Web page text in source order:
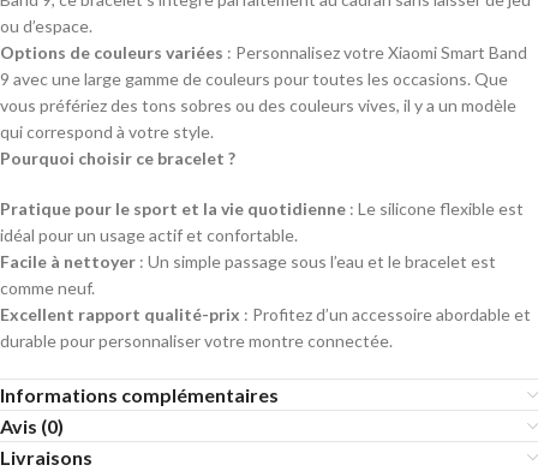
ou d’espace.
Options de couleurs variées : Personnalisez votre Xiaomi Smart Band
9 avec une large gamme de couleurs pour toutes les occasions. Que
vous préfériez des tons sobres ou des couleurs vives, il y a un modèle
qui correspond à votre style.
Pourquoi choisir ce bracelet ?
Pratique pour le sport et la vie quotidienne : Le silicone flexible est
idéal pour un usage actif et confortable.
Facile à nettoyer : Un simple passage sous l’eau et le bracelet est
comme neuf.
Excellent rapport qualité-prix : Profitez d’un accessoire abordable et
durable pour personnaliser votre montre connectée.
Informations complémentaires
Avis (0)
Livraisons